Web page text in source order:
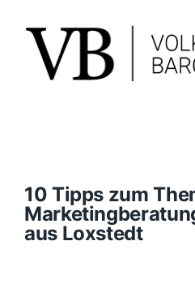
content
10 Tipps zum
aus Loxstedt